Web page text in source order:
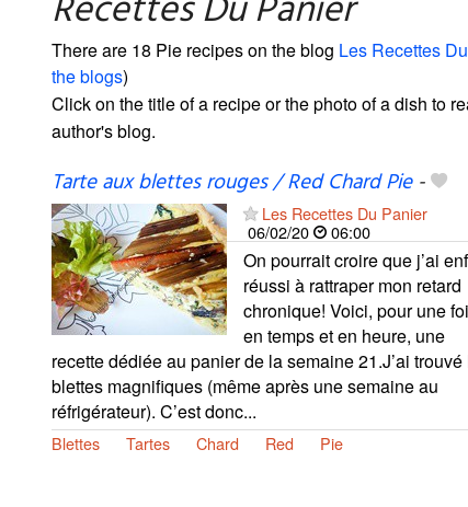
There are 18 Pie recipes on the blog Les Recettes
the blogs)
Click on the title of a recipe or the photo of a dish to
author's blog.
Tarte aux blettes rouges / Red Chard Pie-
Les Recettes Du Panier
06/02/20
06:00
On pourrait croire que j’ai
réussi à rattraper mon retard
chronique! Voici, pour une
en temps et en heure, une
recette dédiée au panier de la semaine 21.J’ai trouvé
blettes magnifiques (même après une semaine au
réfrigérateur). C’est donc...
Blettes Tartes Chard Red Pie